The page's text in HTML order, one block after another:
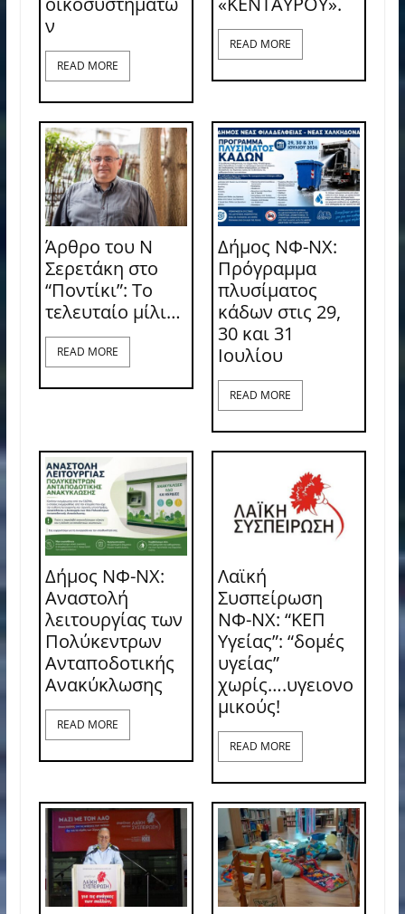
ν
READ MORE
READ MORE
Άρθρο του Ν
Σερετάκη στο
“Ποντίκι”: Το
τελευταίο μίλι…
READ MORE
Δήμος ΝΦ-ΝΧ:
Πρόγραμμα
πλυσίματος
κάδων στις 29,
30 και 31
Ιουλίου
READ MORE
Δήμος ΝΦ-ΝΧ:
Αναστολή
λειτουργίας των
Πολύκεντρων
Ανταποδοτικής
Ανακύκλωσης
READ MORE
Λαϊκή
Συσπείρωση
ΝΦ-ΝΧ: “ΚΕΠ
Υγείας”: “δομές
υγείας”
χωρίς….υγειονο
μικούς!
READ MORE